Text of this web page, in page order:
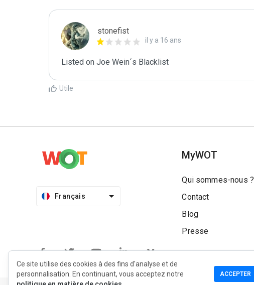
stonefist
il y a 16 ans
Listed on Joe Wein´s Blacklist
Utile
Français
MyWOT
Qui sommes-nous ?
Contact
Blog
Presse
Ce site utilise des cookies à des fins d'analyse et de
personnalisation. En continuant, vous acceptez notre
ACCEPTER